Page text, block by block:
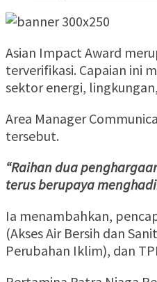
Asian Impact Award
terverifikasi. Capaian ini
sektor energi,
Area Manager
tersebut.
“Raihan dua
terus berupaya
Ia menambahkan,
(Akses Air Bersih dan
Perubahan Iklim), dan